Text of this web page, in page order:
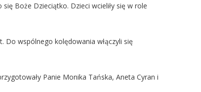
Boże Dzieciątko. Dzieci wcieliły się w role
Do wspólnego kolędowania włączyli się
Panie Monika Tańska, Aneta Cyran i